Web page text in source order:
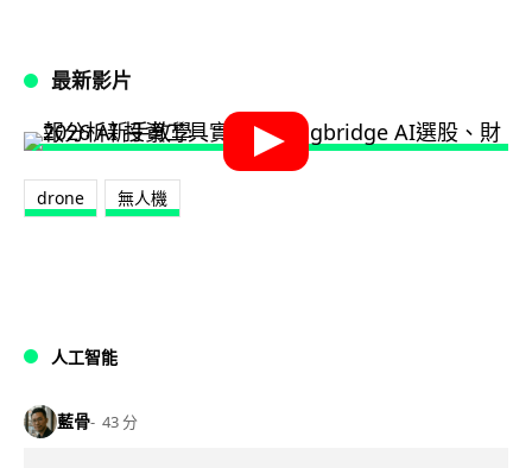
最新影片
drone 無人機
人工智能
藍骨 43 分